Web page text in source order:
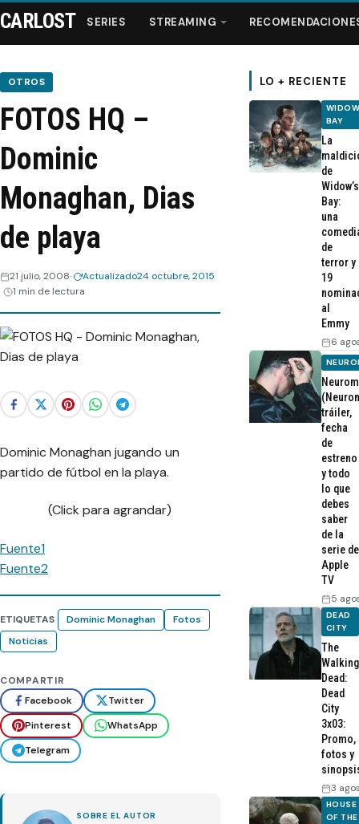
Series
Streaming
Recomendaciones
Videos
Webisodios
CARLOST SERIES STREAMING
OTROS
FOTOS HQ –
Dominic
Monaghan, Dias
de playa
21 julio, 2008 Actualizado24 octubre, 2015
1 min de lectura
Dominic Monaghan jugando un
partido de fútbol en la playa.
(Click para agrandar)
Fuente1
Fuente2
ETIQUETAS Dominic Monaghan
Fotos
Noticias
COMPARTIR
Facebook
Twitter
Pinterest
WhatsApp
Telegram
SOBRE EL AUTOR
LO + RECIENTE
BAY
La
de
Widow’s
Bay:
una
de
terror y
19
al
Emmy
6
tráiler,
fecha
de
estreno
y todo
lo que
debes
saber
de la
serie de
Apple
TV
5
DEAD
CITY
The
Walking
Dead:
Dead
City
3x03:
Promo,
fotos y
3
HOUSE
OF THE